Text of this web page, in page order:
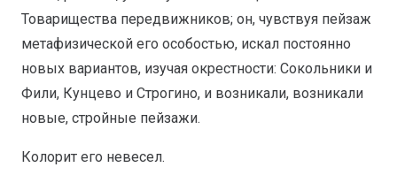
Товарищества передвижников; он, чувствуя пейзаж
метафизической его особостью, искал постоянно
новых вариантов, изучая окрестности: Сокольники и
Фили, Кунцево и Строгино, и возникали, возникали
новые, стройные пейзажи.
Колорит его невесел.